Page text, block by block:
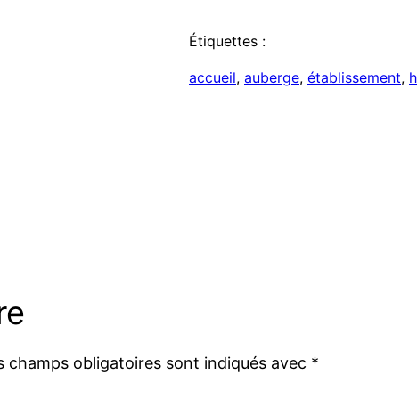
Étiquettes :
accueil, auberge, établissement,
champs obligatoires sont indiqués avec *